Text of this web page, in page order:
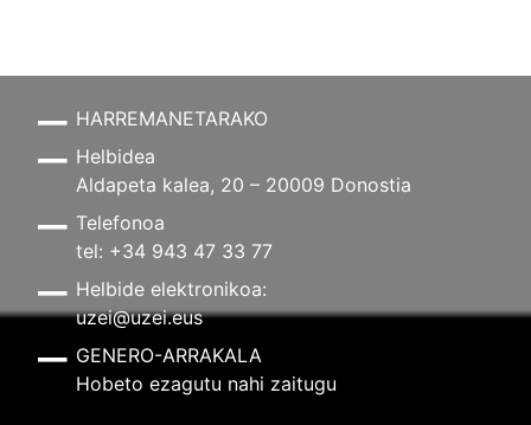
HARREMANETARAKO
Helbidea
Aldapeta kalea, 20 – 20009 Donostia
Telefonoa
tel: +34 943 47 33 77
Helbide elektronikoa:
uzei@uzei.eus
GENERO-ARRAKALA
Hobeto ezagutu nahi zaitugu